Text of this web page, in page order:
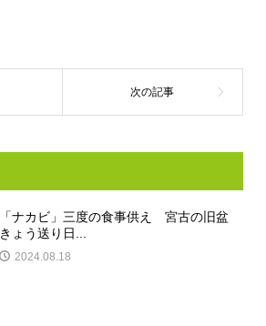
「ナカビ」三度の食事供え 宮古の旧盆
きょう送り日...
2024.08.18